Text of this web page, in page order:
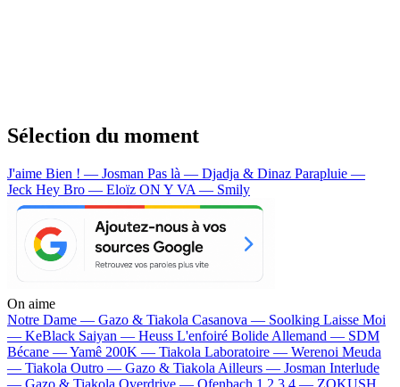
Sélection du moment
J'aime Bien ! — Josman Pas là — Djadja & Dinaz Parapluie —
Jeck Hey Bro — Eloïz ON Y VA — Smily
On aime
Notre Dame — Gazo & Tiakola Casanova — Soolking Laisse Moi
— KeBlack Saiyan — Heuss L'enfoiré Bolide Allemand — SDM
Bécane —Yamê 200K — Tiakola Laboratoire — Werenoi Meuda
— Tiakola Outro — Gazo & Tiakola Ailleurs — Josman Interlude
— Gazo & Tiakola Overdrive — Ofenbach 1 2 3 4 — ZOKUSH